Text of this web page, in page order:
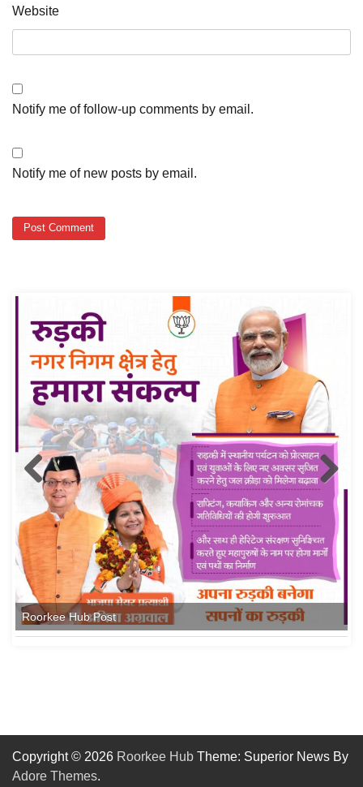
Website
Notify me of follow-up comments by email.
Notify me of new posts by email.
Roorkee Hub Post
Copyright © 2026 Roorkee Hub Theme: Superior News By
Adore Themes.